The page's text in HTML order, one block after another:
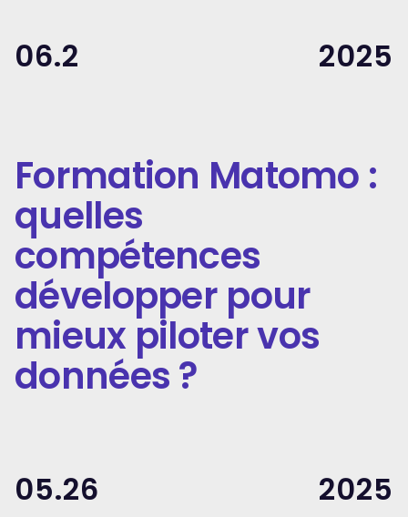
06.2 2025
Formation Matomo :
quelles
compétences
développer pour
mieux piloter vos
données ?
05.26 2025